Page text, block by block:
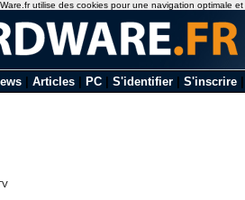
Articles PC S'identifier S'inscrire
utilise des cookies pour une navigation optimale